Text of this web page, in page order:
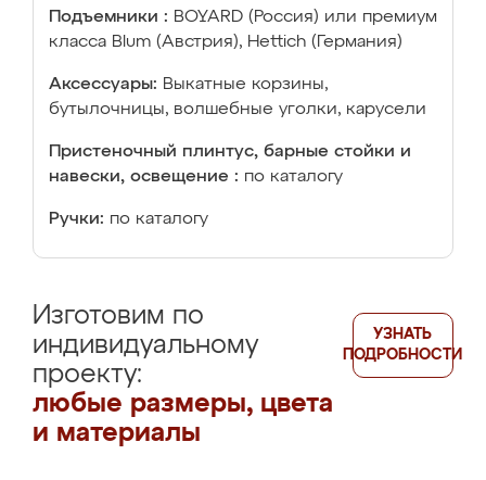
Подъемники : BOYARD (Россия) или премиум
класса Blum (Австрия), Hettich (Германия)
Аксессуары: Выкатные корзины,
бутылочницы, волшебные уголки, карусели
Пристеночный плинтус, барные стойки и
навески, освещение : по каталогу
Ручки: по каталогу
Изготовим по
индивидуальному
проекту:
любые размеры, цвета
и материалы
УЗНАТЬ
ПОДРОБНОСТИ